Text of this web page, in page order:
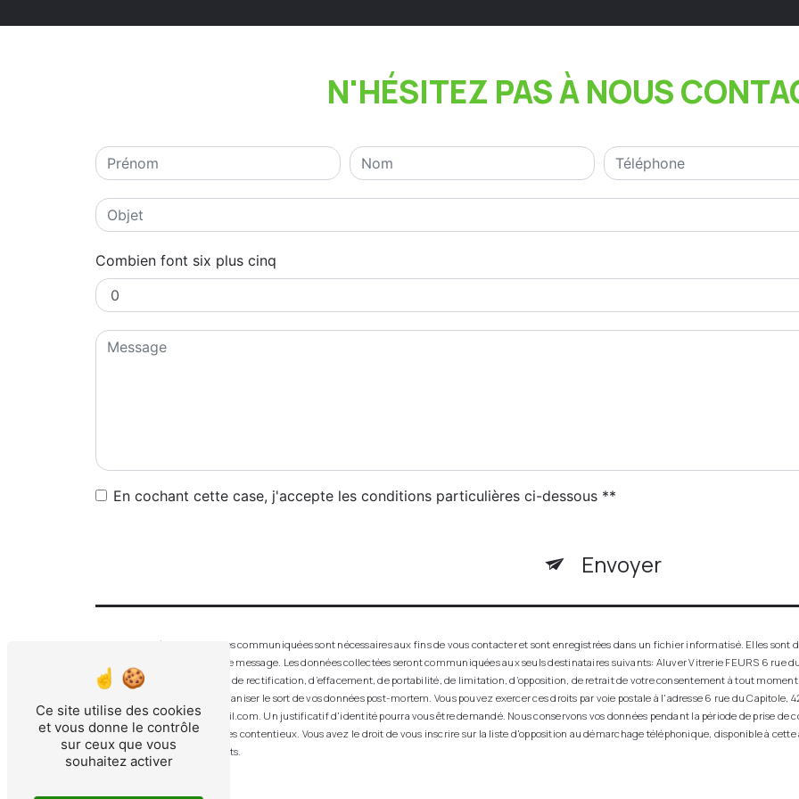
N'HÉSITEZ PAS À NOUS
Combien font six plus cinq
En cochant cette case, j'accepte les conditions particulières ci-dessous **
Envoyer
** Les données personnelles communiquées sont nécessaires aux fins de vous contacter et sont enregistrées dans un fichier informatisé. Elles sont
seul but de répondre à votre message. Les données collectées seront communiquées aux seuls destinataires suivants: Aluver Vitrerie FEURS 6 rue
disposez de droits d’accès, de rectification, d’effacement, de portabilité, de limitation, d’opposition, de retrait de votre consentement à tout
de contrôle, ainsi que d’organiser le sort de vos données post-mortem. Vous pouvez exercer ces droits par voie postale à l'adresse 6 rue du Capitole,
aluver.vitrerie.feurs@gmail.com. Un justificatif d'identité pourra vous être demandé. Nous conservons vos données pendant la période de prise de
probatoires et de gestion des contentieux. Vous avez le droit de vous inscrire sur la liste d'opposition au démarchage téléphonique, disponible à
d’informations sur vos droits.
Ce site utilise des cookies
et vous donne le contrôle
sur ceux que vous
souhaitez activer